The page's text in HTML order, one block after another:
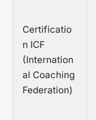
Certificatio
n ICF
(Internation
al Coaching
Federation)